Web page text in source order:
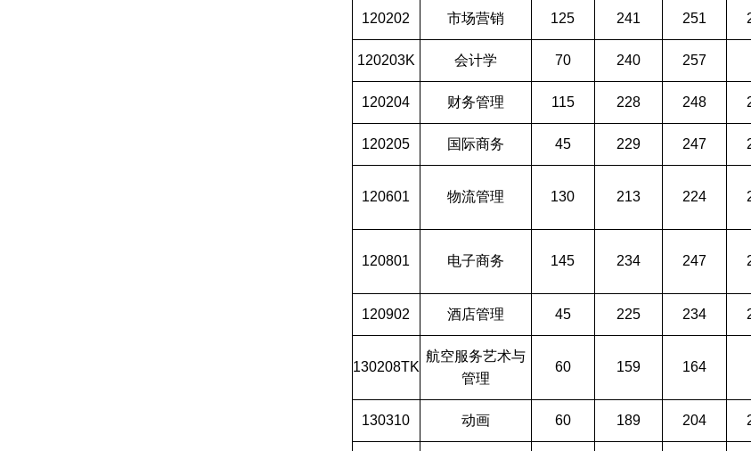
120202 市场营销 125 241 251
120203K 会计学 70 240 257
120204 财务管理 115 228 248
120205 国际商务 45 229 247
120601 物流管理 130 213 224
120801 电子商务 145 234 247
120902 酒店管理 45 225 234
130208TK
航空服务艺术与
管理
60 159 164
130310 动画 60 189 204